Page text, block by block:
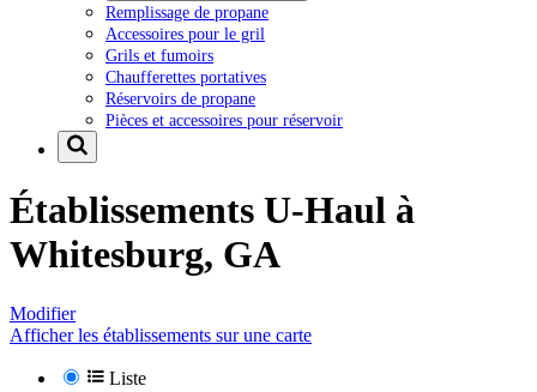
Remplissage de propane
Accessoires pour le gril
Grils et fumoirs
Chaufferettes portatives
Réservoirs de propane
Pièces et accessoires pour réservoir
Établissements U-Haul à
Whitesburg, GA
Modifier
Afficher les établissements sur une carte
Liste